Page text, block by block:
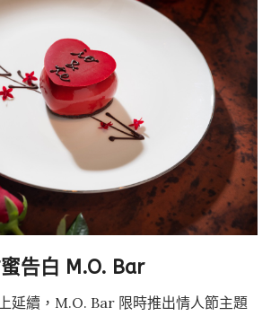
告白 M.O. Bar
延續，M.O. Bar 限時推出情人節主題